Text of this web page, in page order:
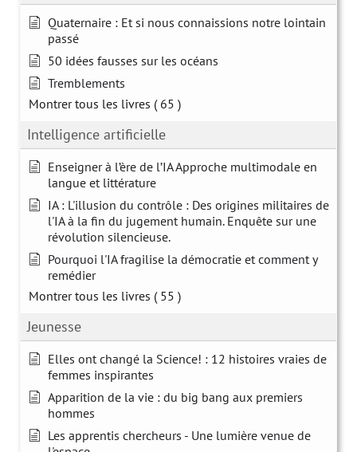
Quaternaire : Et si nous connaissions notre lointain
passé
50 idées fausses sur les océans
Tremblements
Montrer tous les livres ( 65 )
Intelligence artificielle
Enseigner à l’ère de l’IA Approche multimodale en
langue et littérature
IA : L'illusion du contrôle : Des origines militaires de
l'IA à la fin du jugement humain. Enquête sur une
révolution silencieuse.
Pourquoi l'IA fragilise la démocratie et comment y
remédier
Montrer tous les livres ( 55 )
Jeunesse
Elles ont changé la Science! : 12 histoires vraies de
femmes inspirantes
Apparition de la vie : du big bang aux premiers
hommes
Les apprentis chercheurs - Une lumière venue de